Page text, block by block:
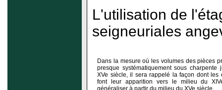
L'utilisation de
seigneuriales
Dans la mesure où les volumes des pièces
presque systématiquement sous charpente
XVe siècle, il sera rappelé la façon dont les
font leur apparition vers le milieu du